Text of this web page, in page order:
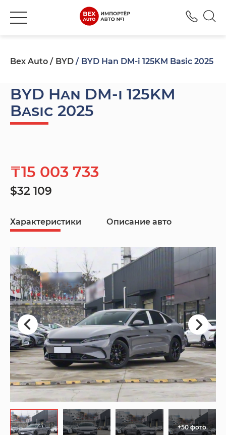
Bex Auto BYD BYD Han DM-i 125KM Basic 2025
BYD Han DM-i 125KM
Basic 2025
₸15 003 733
$32 109
Характеристики Описание авто
+50 фото